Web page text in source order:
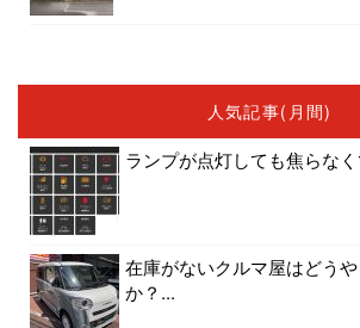
人気記事(月間)
ランプが点灯しても焦らな
在庫がないクルマ屋はどう
か？...